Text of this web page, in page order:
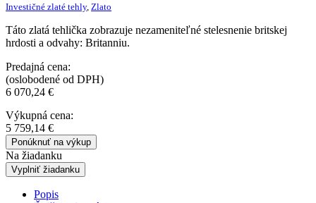
Investičné zlaté tehly, Zlato
Táto zlatá tehlička zobrazuje nezameniteľné stelesnenie britskej
hrdosti a odvahy: Britanniu.
Predajná cena:
(oslobodené od DPH)
6 070,24 €
Výkupná cena:
5 759,14 €
Ponúknuť na výkup
Na žiadanku
Vyplniť žiadanku
Popis